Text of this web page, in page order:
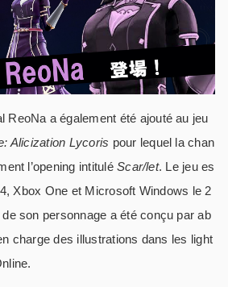
ReoNa a également été ajouté au jeu
Alicization Lycoris pour lequel la chan
l’opening intituléScar/let. Le jeu es
Xbox One et Microsoft Windows le 2
son personnage a été conçu par ab
charge des illustrations dans les light